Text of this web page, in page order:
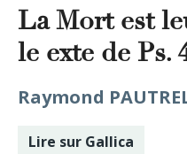
La Mort est
le exte de Ps.
Raymond
Lire sur Gallica